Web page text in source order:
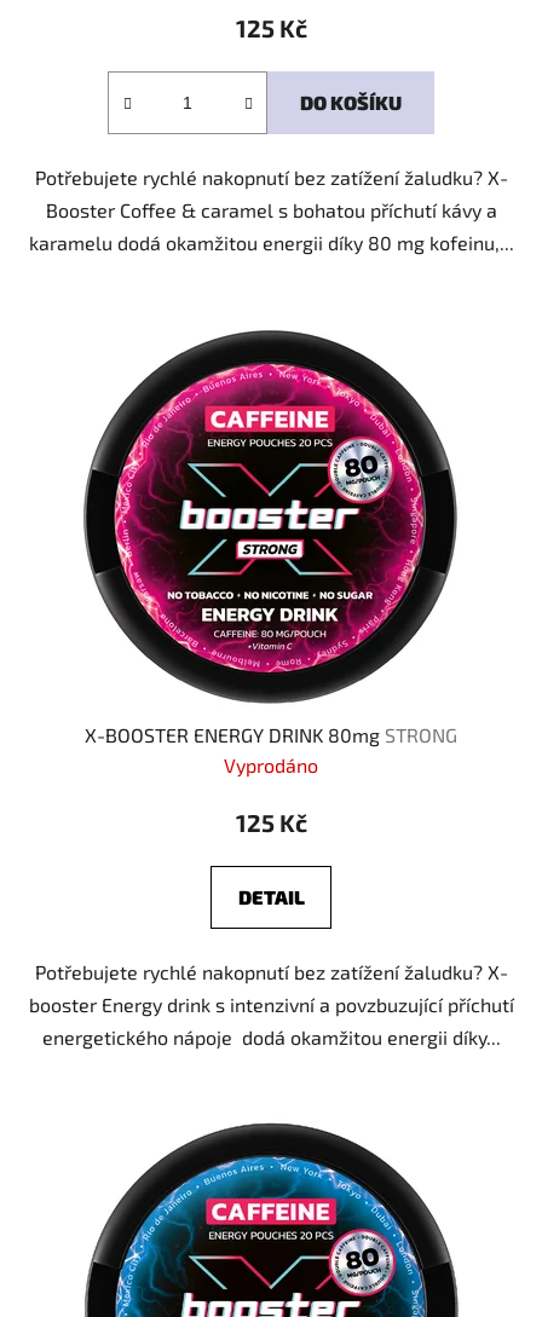
125 Kč
DO KOŠÍKU
Potřebujete rychlé nakopnutí bez zatížení žaludku? X-
Booster Coffee & caramel s bohatou příchutí kávy a
karamelu dodá okamžitou energii díky 80 mg kofeinu,...
X-BOOSTER ENERGY DRINK 80mg STRONG
Vyprodáno
125 Kč
DETAIL
Potřebujete rychlé nakopnutí bez zatížení žaludku? X-
booster Energy drink s intenzivní a povzbuzující příchutí
energetického nápoje dodá okamžitou energii díky...